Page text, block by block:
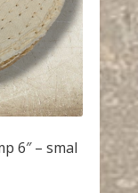
6″ – smal